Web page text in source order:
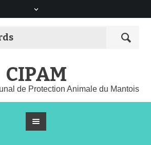
CIPAM
de Protection Animale du Mantois